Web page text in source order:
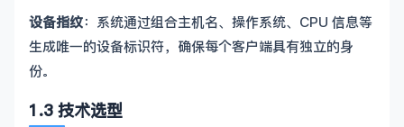
设备指纹：系统通过组合主机名、操作系统、CPU 信息等
生成唯一的设备标识符，确保每个客户端具有独立的身
份。
1.3 技术选型